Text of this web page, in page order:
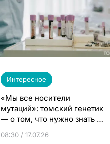
Интересное
«Мы все носители
мутаций»: томский генетик
— о том, что нужно знать до
08:30 / 17.07.26